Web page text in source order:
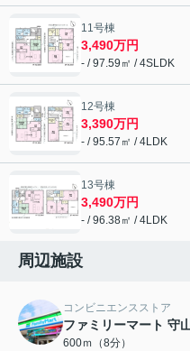
11号棟
3,490万円
- / 97.59㎡ / 4SLDK
12号棟
3,390万円
- / 95.57㎡ / 4LDK
13号棟
3,490万円
- / 96.38㎡ / 4LDK
周辺施設
コンビニエンスストア
ファミリーマート 守
600ｍ（8分）